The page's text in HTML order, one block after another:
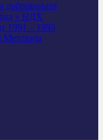
добровољци
у НДХ
1991 – 1995